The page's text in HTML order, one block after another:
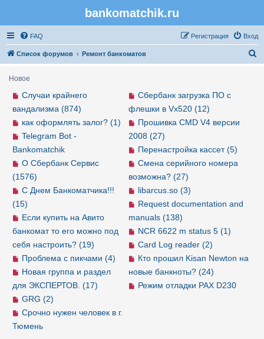
bankomatchik.ru
FAQ Вход
Регистрация
Список форумов Ремонт банкоматов
Новое
Сбербанк загрузка ПО с
флешки в Vx520 (12)
Прошивка CMD V4 версии
2008 (27)
Перенастройка кассет (5)
Смена серийного номера
возможна? (27)
libarcus.so (3)
Request documentation and
manuals (138)
NCR 6622 m status 5 (1)
Card Log reader (2)
Кто прошил Kisan Newton на
новые банкноты? (24)
Режим отладки PAX D230
Случаи крайнего
вандализма (874)
как оформлять залог? (1)
Telegram Bot -
Bankomatchik
О Сбербанк Сервис
(1576)
С Днем Банкоматчика!!!
(15)
Если купить на Авито
банкомат то его можно под
себя настроить? (19)
Проблема с пикчами (4)
Новая группа и раздел
для ЭКСПЕРТОВ. (17)
GRG (2)
Срочно нужен человек в г.
Тюмень